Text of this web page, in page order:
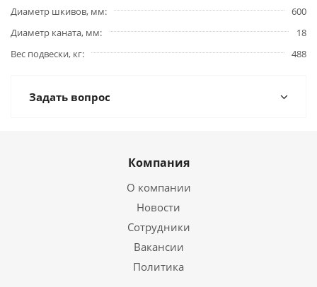
Диаметр шкивов, мм
600
Диаметр каната, мм
18
Вес подвески, кг
488
Задать вопрос
Компания
О компании
Новости
Сотрудники
Вакансии
Политика